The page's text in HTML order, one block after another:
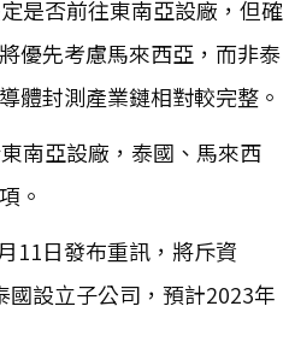
是否前往東南亞設廠，但確
優先考慮馬來西亞，而非泰
體封測產業鏈相對較完整。
南亞設廠，泰國、馬來西
。
11日發布重訊，將斥資
國設立子公司，預計2023年